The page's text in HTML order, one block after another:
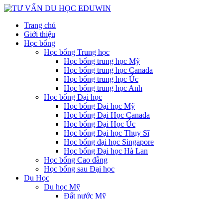
Trang chủ
Giới thiệu
Học bổng
Học bổng Trung học
Học bổng trung học Mỹ
Học bổng trung học Canada
Học bổng trung học Úc
Học bổng trung học Anh
Học bổng Đại học
Học bổng Đại học Mỹ
Học bổng Đại Học Canada
Học bổng Đại Học Úc
Học bổng Đại học Thụy Sĩ
Học bổng đại học Singapore
Học bổng Đại học Hà Lan
Học bổng Cao đẵng
Học bổng sau Đại học
Du Học
Du học Mỹ
Đất nước Mỹ